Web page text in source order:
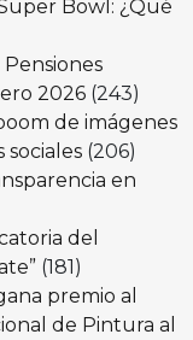
Bowl: ¿Qué
2026 (243)
de imágenes
sociales (206)
en
del
(181)
premio al
de Pintura al